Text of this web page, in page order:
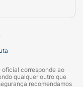
oficial corresponde ao
qualquer outro que
recomendamos